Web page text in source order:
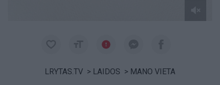
LRYTAS.TV > LAIDOS > MANO VIETA